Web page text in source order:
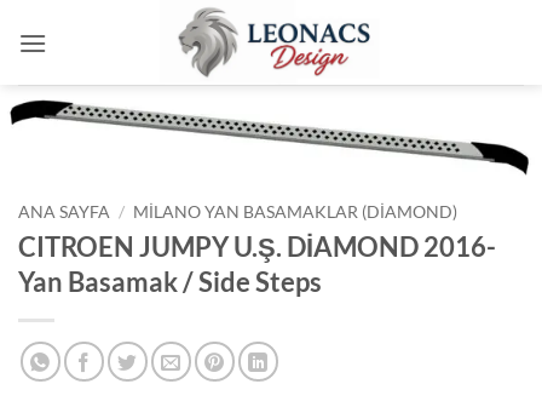
atla
ANA SAYFA / MILANO YAN BASAMAKLAR (DIAMOND)
CITROEN JUMPY U.Ş. DİAMOND 2016-
Yan Basamak / Side Steps